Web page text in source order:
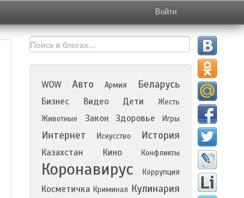
Войти
WOW Авто Армия Беларусь
Бизнес Видео Дети
Жесть
Животные
Закон Здоровье Игры
Интернет Искусство История
Казахстан Кино Конфликты
Коронавирус Коррупция
Косметичка Криминал Кулинария